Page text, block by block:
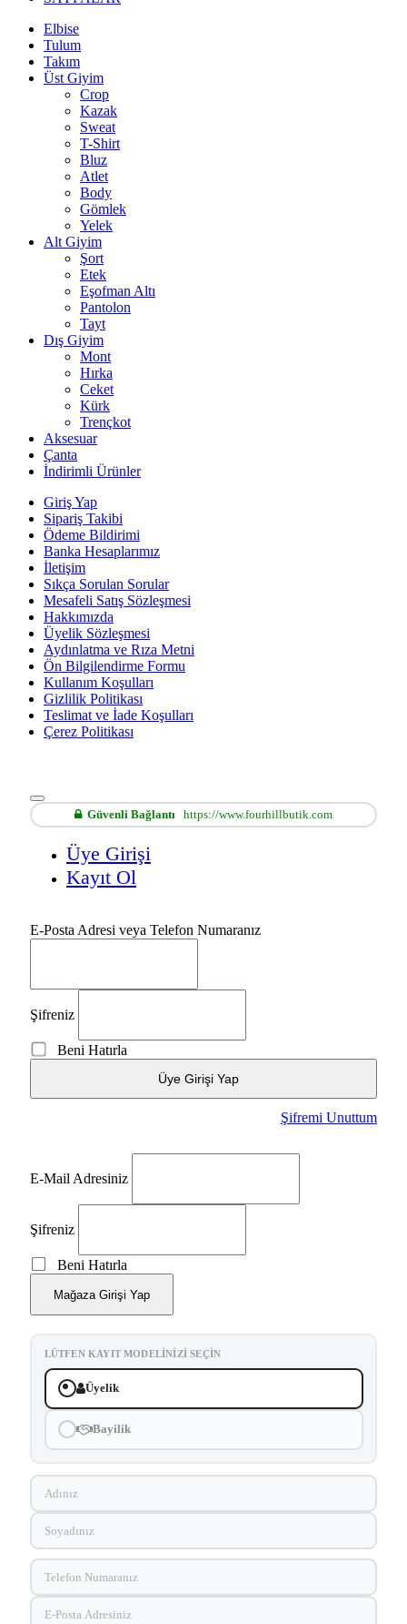
Elbise
Tulum
Takım
Üst Giyim
Crop
Kazak
Sweat
T-Shirt
Bluz
Atlet
Body
Gömlek
Yelek
Alt Giyim
Şort
Etek
Eşofman Altı
Pantolon
Tayt
Dış Giyim
Mont
Hırka
Ceket
Kürk
Trençkot
Aksesuar
Çanta
İndirimli Ürünler
Giriş Yap
Sipariş Takibi
Ödeme Bildirimi
Banka Hesaplarımız
İletişim
Sıkça Sorulan Sorular
Mesafeli Satış Sözleşmesi
Hakkımızda
Üyelik Sözleşmesi
Aydınlatma ve Rıza Metni
Ön Bilgilendirme Formu
Kullanım Koşulları
Gizlilik Politikası
Teslimat ve İade Koşulları
Çerez Politikası
Güvenli Bağlantı https://www.fourhillbutik.com
Üye Girişi
Kayıt Ol
E-Posta Adresi veya Telefon Numaranız
Şifreniz
Beni Hatırla
Üye Girişi Yap
Şifremi Unuttum
E-Mail Adresiniz
Şifreniz
Beni Hatırla
Mağaza Girişi Yap
LÜTFEN KAYIT MODELINIZI SEÇIN
Üyelik
Bayilik